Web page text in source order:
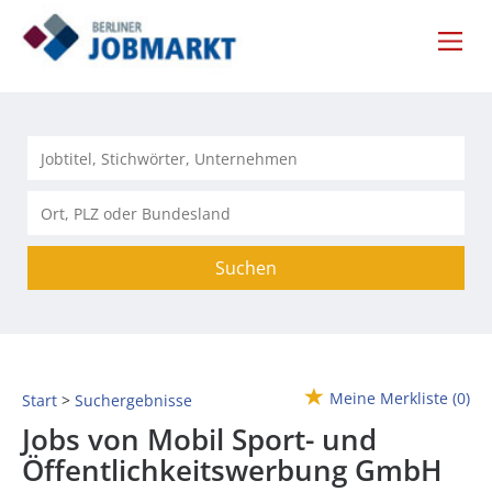
Suchen
Start Suchergebnisse Meine Merkliste (0)
Jobs von Mobil Sport- und
Öffentlichkeitswerbung GmbH